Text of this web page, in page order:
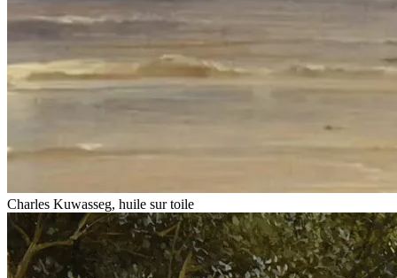
Charles Kuwasseg, huile sur toile